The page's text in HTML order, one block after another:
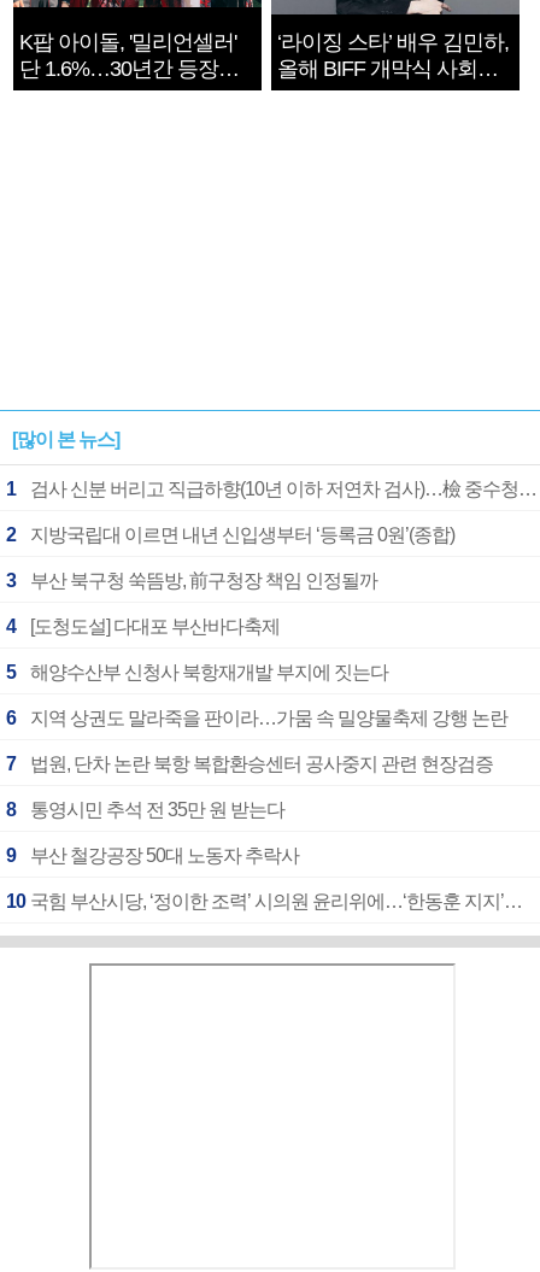
K팝 아이돌, '밀리언셀러'
단 1.6%…30년간 등장
1182개팀 전수조사
‘라이징 스타’ 배우 김민하,
올해 BIFF 개막식 사회자
확정
[많이 본 뉴스]
1 검사 신분 버리고 직급하향(10년 이하 저연차 검사)…檢 중수청행 기피
2 지방국립대 이르면 내년 신입생부터 ‘등록금 0원’(종합)
3 부산 북구청 쑥뜸방, 前구청장 책임 인정될까
4 [도청도설] 다대포 부산바다축제
5 해양수산부 신청사 북항재개발 부지에 짓는다
6 지역 상권도 말라죽을 판이라…가뭄 속 밀양물축제 강행 논란
7 법원, 단차 논란 북항 복합환승센터 공사중지 관련 현장검증
8 통영시민 추석 전 35만 원 받는다
9 부산 철강공장 50대 노동자 추락사
10 국힘 부산시당, ‘정이한 조력’ 시의원 윤리위에…‘한동훈 지지’도 신고접수